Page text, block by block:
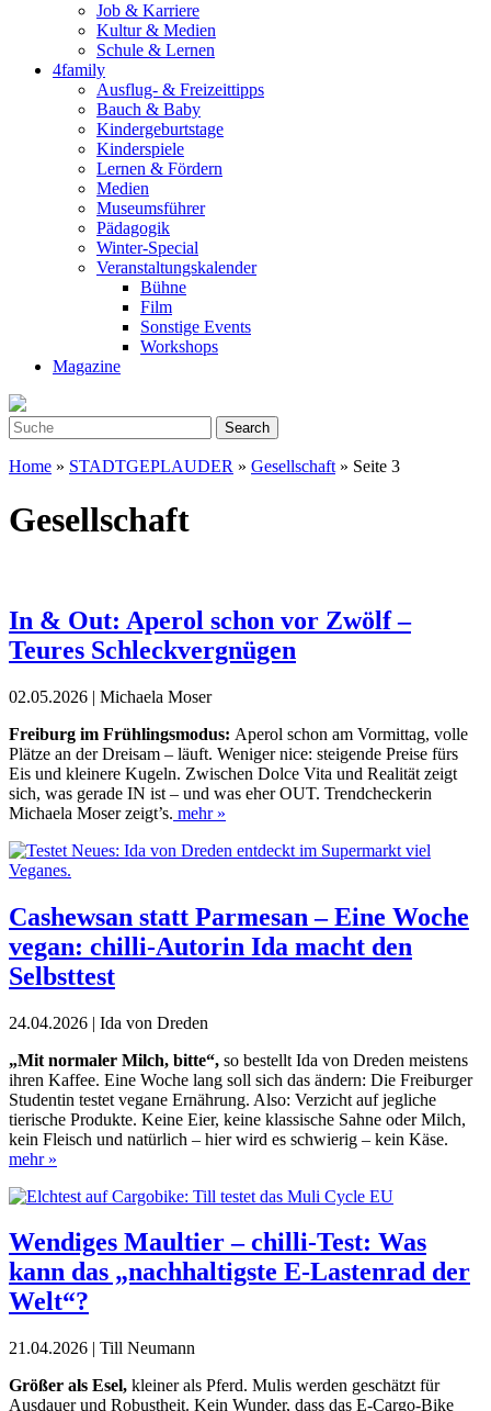
Job & Karriere
Kultur & Medien
Schule & Lernen
4family
Ausflug- & Freizeittipps
Bauch & Baby
Kindergeburtstage
Kinderspiele
Lernen & Fördern
Medien
Museumsführer
Pädagogik
Winter-Special
Veranstaltungskalender
Bühne
Film
Sonstige Events
Workshops
Magazine
Home » STADTGEPLAUDER » Gesellschaft » Seite 3
Gesellschaft
In & Out: Aperol schon vor Zwölf –
Teures Schleckvergnügen
02.05.2026 | Michaela Moser
Freiburg im Frühlingsmodus: Aperol schon am Vormittag, volle
Plätze an der Dreisam – läuft. Weniger nice: steigende Preise fürs
Eis und kleinere Kugeln. Zwischen Dolce Vita und Realität zeigt
sich, was gerade IN ist – und was eher OUT. Trendcheckerin
Michaela Moser zeigt’s. mehr »
Cashewsan statt Parmesan – Eine Woche
vegan: chilli-Autorin Ida macht den
Selbsttest
24.04.2026 | Ida von Dreden
„Mit normaler Milch, bitte“, so bestellt Ida von Dreden meistens
ihren Kaffee. Eine Woche lang soll sich das ändern: Die Freiburger
Studentin testet vegane Ernährung. Also: Verzicht auf jegliche
tierische Produkte. Keine Eier, keine klassische Sahne oder Milch,
kein Fleisch und natürlich – hier wird es schwierig – kein Käse.
mehr »
Wendiges Maultier – chilli-Test: Was
kann das „nachhaltigste E-Lastenrad der
Welt“?
21.04.2026 | Till Neumann
Größer als Esel, kleiner als Pferd. Mulis werden geschätzt für
Ausdauer und Robustheit. Kein Wunder, dass das E-Cargo-Bike